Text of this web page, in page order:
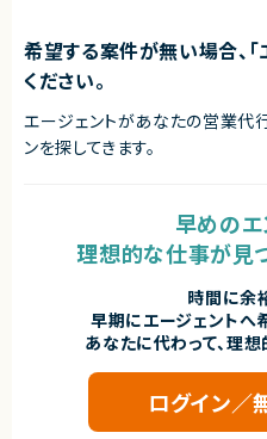
求めるスキル
◆スキル・経験
・Web／SaaSプロダクトにおける
（プロダクト企画、要件定義、改善サ
・ユーザー課題を起点とした機能設
・UI/UXに関する基礎的な知識・判断力
・障害対応・運用改善など、プロダク
・自ら課題を発見し、主体的に意思
業務委託(準委任契約)
株式会社LASSIC
エージェントから
希望する案件が無い場合、「
ください。
エージェントがあなたの営業代
ンを探してきます。
早めのエ
理想的な仕事が見
時間に余
早期にエージェントへ
あなたに代わって、理想
ログイン／